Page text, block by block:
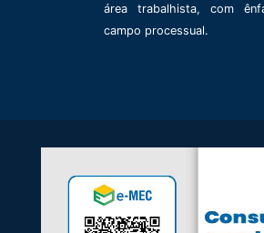
área trabalhista, com
campo processual.